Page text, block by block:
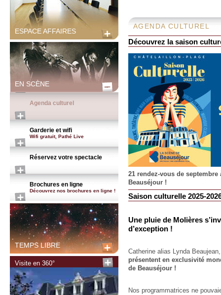
ESPACE AFFAIRES
EN SCÈNE
Agenda culturel
Garderie et wifi
Wifi gratuit, Pathé Live
Réservez votre spectacle
Brochures en ligne
Découvrez nos brochures en ligne !
TEMPS LIBRE
Visite en 360°
AGENDA CULTUREL
Découvrez la saison
21 rendez-vous de
Beauséjour !
Saison culturelle 2025-
Une pluie de Molières
d’exception !
Catherine alias Lynda
présentent en exclusivité
de Beauséjour !
Nos programmatrices ne